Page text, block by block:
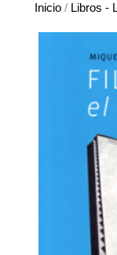
Inicio / Libros -